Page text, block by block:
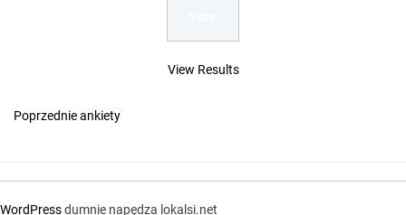
View Results
Poprzednie ankiety
WordPressdumnie napędza lokalsi.net